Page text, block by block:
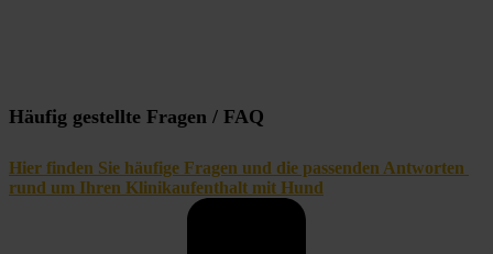
Häufig gestellte Fragen / FAQ
Hier finden Sie häufige Fragen und die passenden Antworten
rund um Ihren Klinikaufenthalt mit Hund